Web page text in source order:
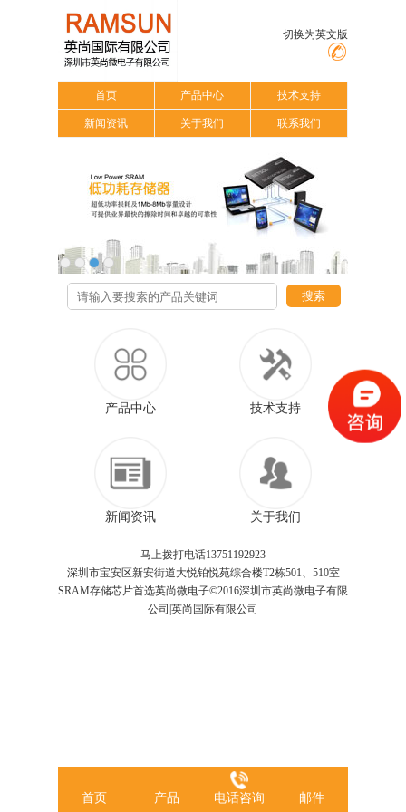
切换为英文版
首页 产品中心 技术支持
新闻资讯 关于我们 联系我们
搜索
产品中心 技术支持
新闻资讯 关于我们
马上拨打电话13751192923
深圳市宝安区新安街道大悦铂悦苑综合楼T2栋501、510室
SRAM存储芯片首选英尚微电子©2016深圳市英尚微电子有限
公司|英尚国际有限公司
首页 产品 电话咨询 邮件